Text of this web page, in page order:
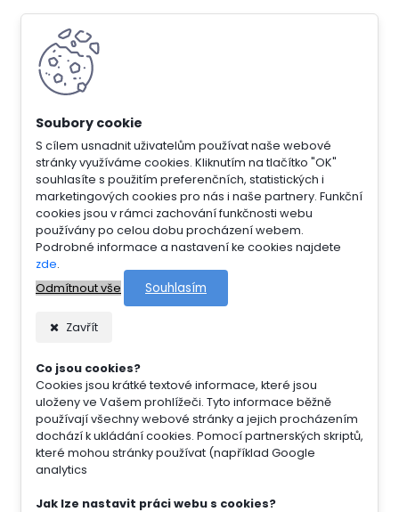
S cílem usnadnit uživatelům používat naše webové
stránky využíváme cookies. Kliknutím na tlačítko "OK"
souhlasíte s použitím preferenčních, statistických i
marketingových cookies pro nás i naše partnery. Funkční
cookies jsou v rámci zachování funkčnosti webu
používány po celou dobu procházení webem.
Podrobné informace a nastavení ke cookies najdete
zde.
Odmítnout vše
Souhlasím
Zavřít
Co jsou cookies?
Cookies jsou krátké textové informace, které jsou
uloženy ve Vašem prohlížeči. Tyto informace běžně
používají všechny webové stránky a jejich procházením
dochází k ukládání cookies. Pomocí partnerských skriptů,
které mohou stránky používat (například Google
analytics
Jak lze nastavit práci webu s cookies?